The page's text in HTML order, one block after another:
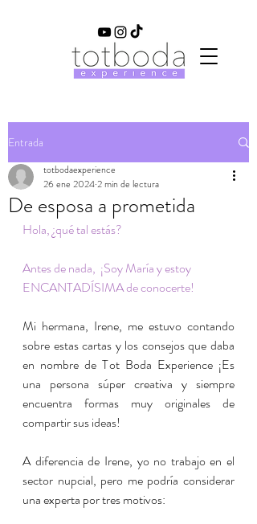
Entrada
De esposa a prometida
totbodaexperience
26 ene 20242 min de lectura
Hola, ¿qué tal estás?
Antes de nada,  ¡Soy María y estoy
ENCANTADÍSIMA de conocerte!
Mi hermana, Irene, me estuvo contando
sobre estas cartas y los consejos que daba
en nombre de Tot Boda Experience ¡Es
una persona súper creativa y siempre
encuentra formas muy originales de
compartir sus ideas!
A diferencia de Irene, yo no trabajo en el
sector nupcial, pero me podría considerar
una experta por tres motivos: